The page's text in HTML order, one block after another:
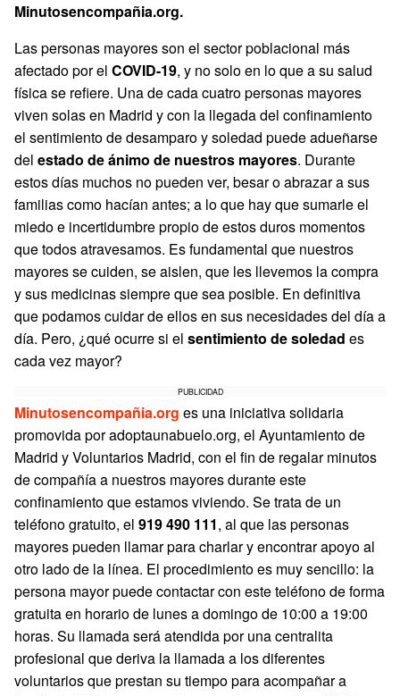
Minutosencompañia.org.
Las personas mayores son el sector poblacional más
afectado por el COVID-19, y no solo en lo que a su salud
física se refiere. Una de cada cuatro personas mayores
viven solas en Madrid y con la llegada del confinamiento
el sentimiento de desamparo y soledad puede adueñarse
del estado de ánimo de nuestros mayores. Durante
estos días muchos no pueden ver, besar o abrazar a sus
familias como hacían antes; a lo que hay que sumarle el
miedo e incertidumbre propio de estos duros momentos
que todos atravesamos. Es fundamental que nuestros
mayores se cuiden, se aislen, que les llevemos la compra
y sus medicinas siempre que sea posible. En definitiva
que podamos cuidar de ellos en sus necesidades del día a
día. Pero, ¿qué ocurre si el sentimiento de soledad es
cada vez mayor?
PUBLICIDAD
Minutosencompañia.org es una iniciativa solidaria
promovida por adoptaunabuelo.org, el Ayuntamiento de
Madrid y Voluntarios Madrid, con el fin de regalar minutos
de compañía a nuestros mayores durante este
confinamiento que estamos viviendo. Se trata de un
teléfono gratuito, el 919 490 111, al que las personas
mayores pueden llamar para charlar y encontrar apoyo al
otro lado de la línea. El procedimiento es muy sencillo: la
persona mayor puede contactar con este teléfono de forma
gratuita en horario de lunes a domingo de 10:00 a 19:00
horas. Su llamada será atendida por una centralita
profesional que deriva la llamada a los diferentes
voluntarios que prestan su tiempo para acompañar a